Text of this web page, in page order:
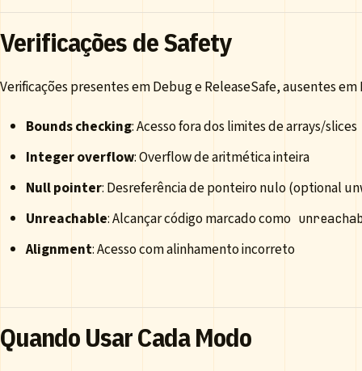
Verificações de Safety
Verificações presentes em Debug e ReleaseSafe, ausentes
Bounds checking: Acesso fora dos limites de arrays/slices
Integer overflow: Overflow de aritmética inteira
Null pointer: Desreferência de ponteiro nulo (optional
Unreachable: Alcançar código marcado como
Alignment: Acesso com alinhamento incorreto
Quando Usar Cada Modo